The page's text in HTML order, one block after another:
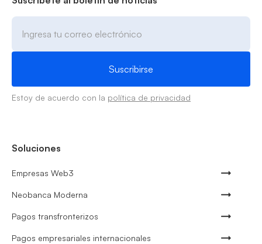
Estoy de acuerdo con la política de privacidad
Soluciones
Empresas Web3
Neobanca Moderna
Pagos transfronterizos
Pagos empresariales internacionales